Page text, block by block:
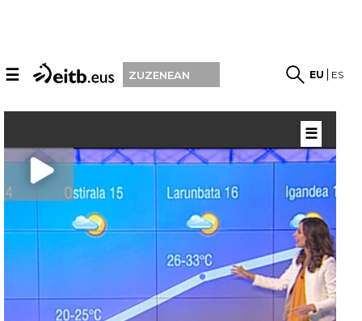
☰ ZUZENEAN EU ES
☰